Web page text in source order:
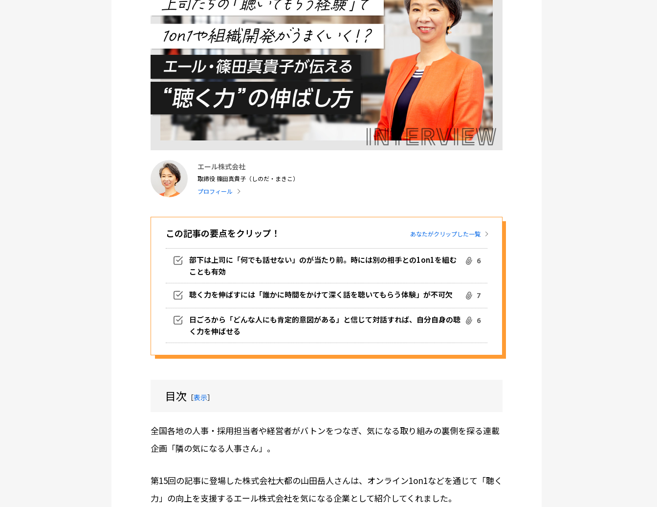
エール株式会社
取締役 篠田真貴子（しのだ・まきこ）
プロフィール
この記事の要点をクリップ！ あなたがクリップした一覧
部下は上司に「何でも話せない」のが当たり前。時には別の相手との1on1を組む
ことも有効
6
聴く力を伸ばすには「誰かに時間をかけて深く話を聴いてもらう体験」が不可欠 7
日ごろから「どんな人にも肯定的意図がある」と信じて対話すれば、自分自身の聴
く力を伸ばせる
6
目次 ［表示］
全国各地の人事・採用担当者や経営者がバトンをつなぎ、気になる取り組みの裏側を探る連載
企画「隣の気になる人事さん」。
第15回の記事に登場した株式会社大都の山田岳人さんは、オンライン1on1などを通じて「聴く
力」の向上を支援するエール株式会社を気になる企業として紹介してくれました。